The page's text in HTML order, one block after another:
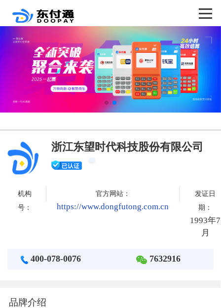
浙江东望时代科技股份有限公司
机构
号：
官方网站：
https://www.dongfutong.com.cn
发证日
期：
1993年7
月
400-078-0076 7632916
品牌介绍